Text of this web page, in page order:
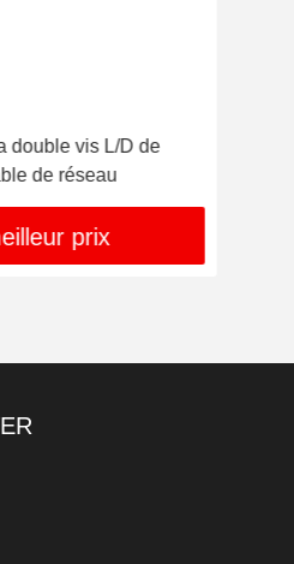
double vis L/D de
de réseau
prix